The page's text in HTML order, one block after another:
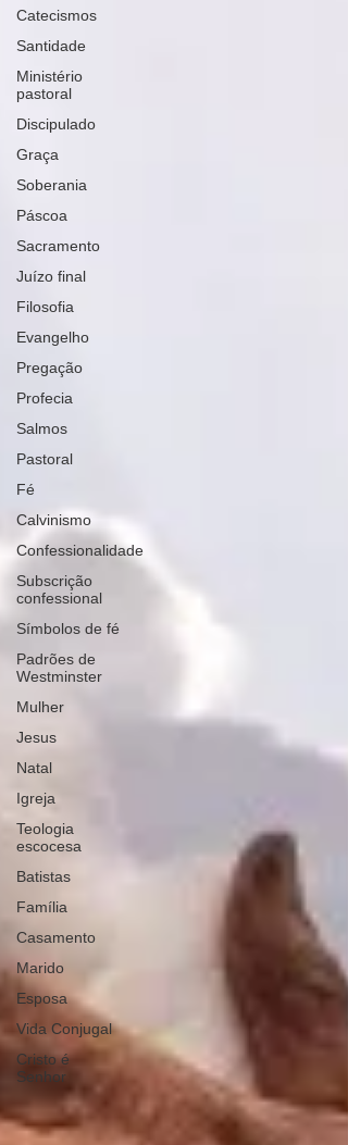
Catecismos
Santidade
Ministério
pastoral
Discipulado
Graça
Soberania
Páscoa
Sacramento
Juízo final
Filosofia
Evangelho
Pregação
Profecia
Salmos
Pastoral
Fé
Calvinismo
Confessionalidade
Subscrição
confessional
Símbolos de fé
Padrões de
Westminster
Mulher
Jesus
Natal
Igreja
Teologia
escocesa
Batistas
Família
Casamento
Marido
Esposa
Vida Conjugal
Cristo é
Senhor